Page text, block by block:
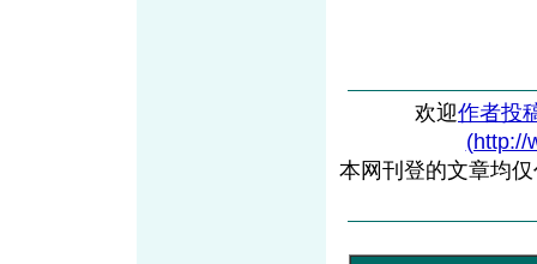
欢迎作者投
(http://
本网刊登的文章均